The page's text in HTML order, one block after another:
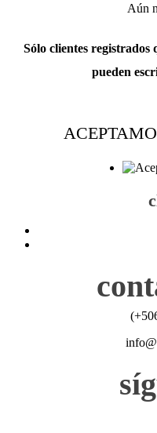
Aún
Sólo clientes
pueden